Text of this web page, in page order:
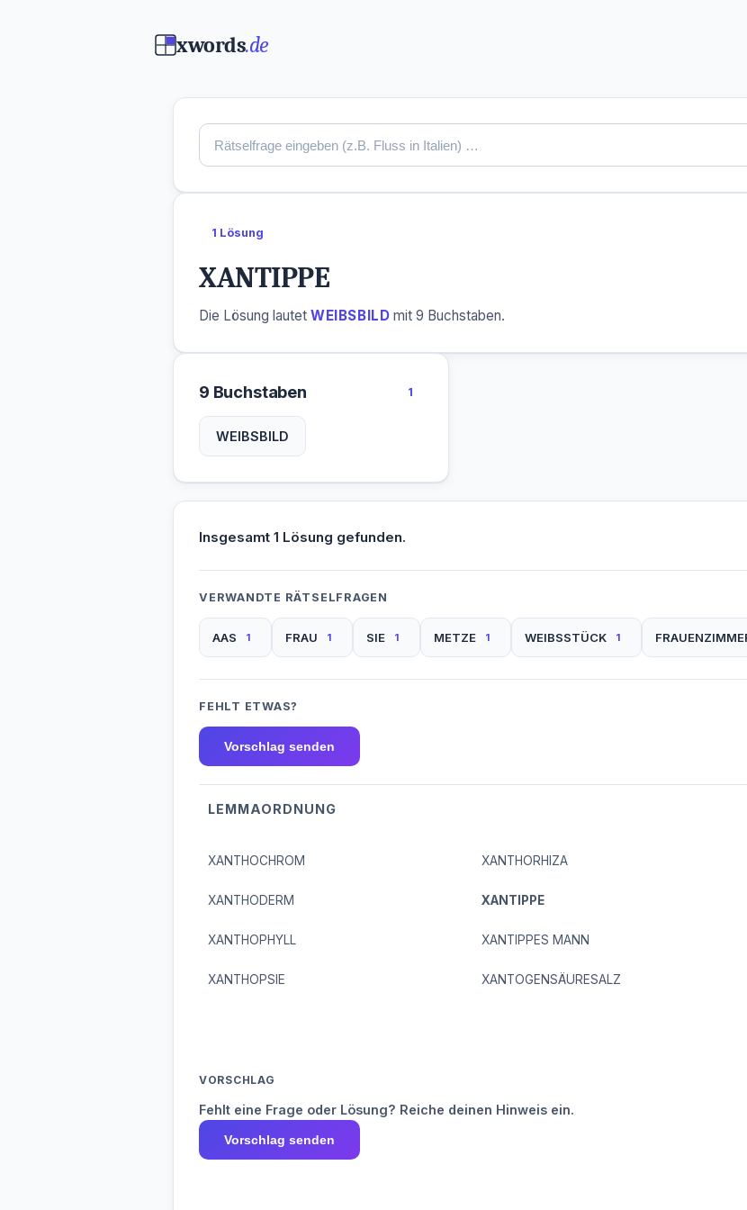
xwords.de
1 Lösung
XANTIPPE
Die Lösung lautet WEIBSBILD mit 9 Buchstaben.
9 Buchstaben 1
WEIBSBILD
Insgesamt 1 Lösung gefunden.
VERWANDTE RÄTSELFRAGEN
AAS 1 FRAU 1 SIE 1 METZE 1 WEIBSSTÜCK 1
FEHLT ETWAS?
Vorschlag senden
LEMMAORDNUNG
XANTHOCHROM
XANTHODERM
XANTHOPHYLL
XANTHOPSIE
XANTHORHIZA
XANTIPPE
XANTIPPES MANN
XANTOGENSÄURESALZ
VORSCHLAG
Fehlt eine Frage oder Lösung? Reiche deinen Hinweis ein.
Vorschlag senden